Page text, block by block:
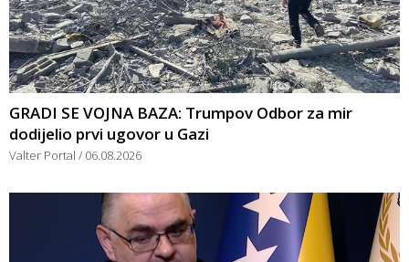
GRADI SE VOJNA BAZA: Trumpov Odbor za mir
dodijelio prvi ugovor u Gazi
Valter Portal 06.08.2026